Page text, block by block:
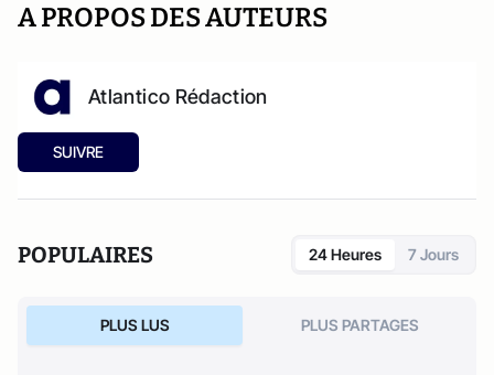
A PROPOS DES AUTEURS
Atlantico Rédaction
SUIVRE
POPULAIRES 24 Heures 7 Jours
PLUS LUS PLUS PARTAGES